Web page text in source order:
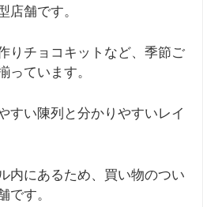
店舗です。
りチョコキットなど、季節ご
っています。
すい陳列と分かりやすいレイ
内にあるため、買い物のつい
です。